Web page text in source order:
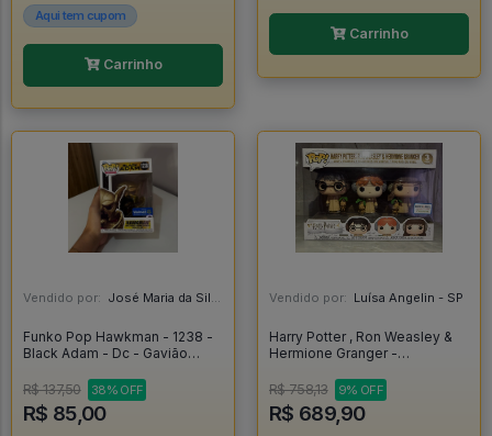
Aqui tem cupom
Carrinho
Carrinho
Vendido por: José Maria da Silva Junior - AL
Funko Pop Hawkman - 1238 -
Black Adam - Dc - Gavião
#1238
R$ 137,50 38% OFF
R$ 85,00
Vendido por: Luísa Angelin - SP
Harry Potter , Ron Weasley &
Hermione Granger -
R$ 758,13 9% OFF
R$ 689,90